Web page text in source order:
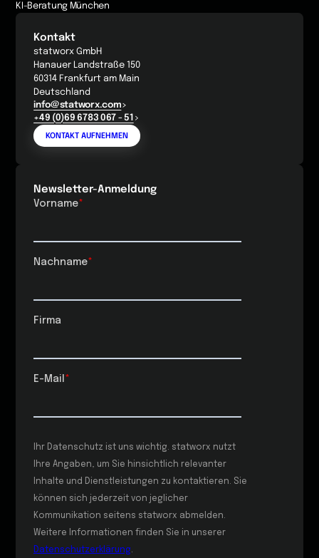
KI-Beratung München
Kontakt
statworx GmbH
Hanauer Landstraße 150
60314 Frankfurt am Main
Deutschland
info@statworx.com
+49 (0)69 6783 067 - 51
KONTAKT AUFNEHMEN
Newsletter-Anmeldung